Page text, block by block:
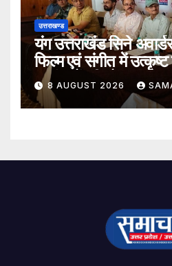
उत्तराखण्ड
यंग उत्तराखंड सिने
फिल्म एवं संगीत में उत्कृष्ट
नामांकनों की घोषणा
8 AUGUST 2026